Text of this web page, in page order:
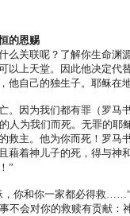
的恩赐
么关联呢？了解你生命渊
以上天堂。因此他决定代
他自己的独生子。耶稣在
。因为我们都有罪（罗马
人为我们而死。无罪的耶
救主。他为你而死！罗马
藉着神儿子的死，得与神
”
，你和你一家都必得救
不会对你的救赎有贡献：